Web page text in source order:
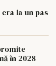
la un pas
în 2028